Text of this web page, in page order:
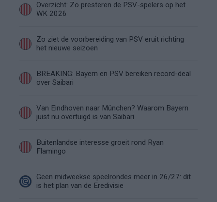
Overzicht: Zo presteren de PSV-spelers op het
WK 2026
Zo ziet de voorbereiding van PSV eruit richting
het nieuwe seizoen
BREAKING: Bayern en PSV bereiken record-deal
over Saibari
Van Eindhoven naar München? Waarom Bayern
juist nu overtuigd is van Saibari
Buitenlandse interesse groeit rond Ryan
Flamingo
Geen midweekse speelrondes meer in 26/27: dit
is het plan van de Eredivisie